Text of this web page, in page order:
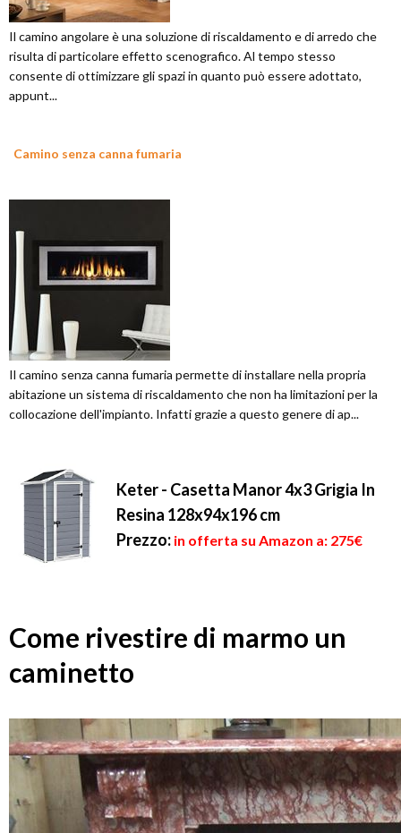
Il camino angolare è una soluzione di riscaldamento e di arredo che
risulta di particolare effetto scenografico. Al tempo stesso
consente di ottimizzare gli spazi in quanto può essere adottato,
appunt...
Camino senza canna fumaria
Il camino senza canna fumaria permette di installare nella propria
abitazione un sistema di riscaldamento che non ha limitazioni per la
collocazione dell'impianto. Infatti grazie a questo genere di ap...
Keter - Casetta Manor 4x3 Grigia In
Resina 128x94x196 cm
Prezzo: in offerta su Amazon a: 275€
Come rivestire di marmo un
caminetto